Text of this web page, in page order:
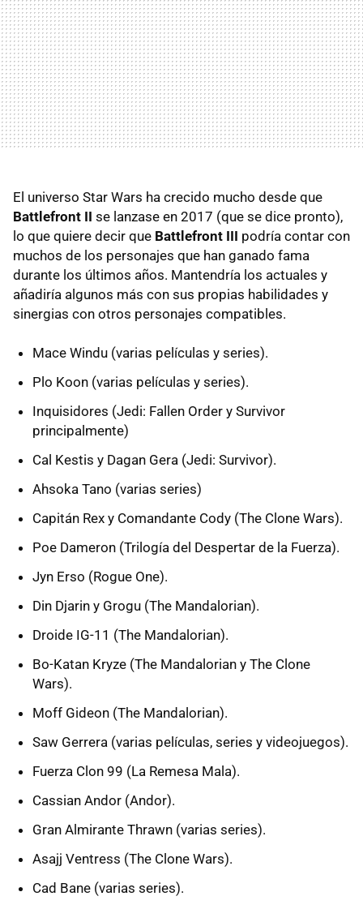
El universo Star Wars ha crecido mucho desde que
Battlefront II se lanzase en 2017 (que se dice pronto),
lo que quiere decir que Battlefront III podría contar con
muchos de los personajes que han ganado fama
durante los últimos años. Mantendría los actuales y
añadiría algunos más con sus propias habilidades y
sinergias con otros personajes compatibles.
Mace Windu (varias películas y series).
Plo Koon (varias películas y series).
Inquisidores (Jedi: Fallen Order y Survivor
principalmente)
Cal Kestis y Dagan Gera (Jedi: Survivor).
Ahsoka Tano (varias series)
Capitán Rex y Comandante Cody (The Clone Wars).
Poe Dameron (Trilogía del Despertar de la Fuerza).
Jyn Erso (Rogue One).
Din Djarin y Grogu (The Mandalorian).
Droide IG-11 (The Mandalorian).
Bo-Katan Kryze (The Mandalorian y The Clone
Wars).
Moff Gideon (The Mandalorian).
Saw Gerrera (varias películas, series y videojuegos).
Fuerza Clon 99 (La Remesa Mala).
Cassian Andor (Andor).
Gran Almirante Thrawn (varias series).
Asajj Ventress (The Clone Wars).
Cad Bane (varias series).